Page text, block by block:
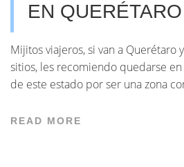
EN QUERÉTARO
Mijitos viajeros, si van a Querétaro
sitios, les recomiendo quedarse
de este estado por ser una zona
READ MORE